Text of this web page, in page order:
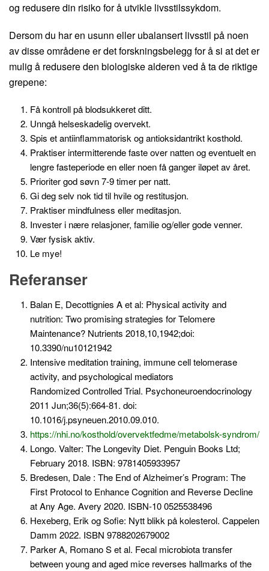
og redusere din risiko for å utvikle livsstilssykdom.
Dersom du har en usunn eller ubalansert livsstil på noen
av disse områdene er det forskningsbelegg for å si at det er
mulig å redusere den biologiske alderen ved å ta de riktige
grepene:
Få kontroll på blodsukkeret ditt.
Unngå helseskadelig overvekt.
Spis et antiinflammatorisk og antioksidantrikt kosthold.
Praktiser intermitterende faste over natten og eventuelt en
lengre fasteperiode en eller noen få ganger iløpet av året.
Prioriter god søvn 7-9 timer per natt.
Gi deg selv nok tid til hvile og restitusjon.
Praktiser mindfulness eller meditasjon.
Invester i nære relasjoner, familie og/eller gode venner.
Vær fysisk aktiv.
Le mye!
Referanser
Balan E, Decottignies A et al: Physical activity and
nutrition: Two promising strategies for Telomere
Maintenance? Nutrients 2018,10,1942;doi:
10.3390/nu10121942
Intensive meditation training, immune cell telomerase
activity, and psychological mediators
Randomized Controlled Trial. Psychoneuroendocrinology
2011 Jun;36(5):664-81. doi:
10.1016/j.psyneuen.2010.09.010.
https://nhi.no/kosthold/overvektfedme/metabolsk-syndrom/
Longo. Valter: The Longevity Diet. Penguin Books Ltd;
February 2018. ISBN: 9781405933957
Bredesen, Dale : The End of Alzheimer’s Program: The
First Protocol to Enhance Cognition and Reverse Decline
at Any Age. Avery 2020. ISBN-10 0525538496
Hexeberg, Erik og Sofie: Nytt blikk på kolesterol. Cappelen
Damm 2022. ISBN 9788202679002
Parker A, Romano S et al. Fecal microbiota transfer
between young and aged mice reverses hallmarks of the